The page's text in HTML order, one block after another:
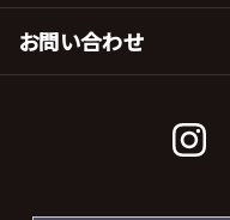
お問い合わせ